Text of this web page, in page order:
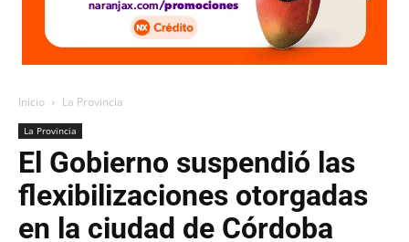
Inicio La Provincia
La Provincia
El Gobierno suspendió las
flexibilizaciones otorgadas
en la ciudad de Córdoba